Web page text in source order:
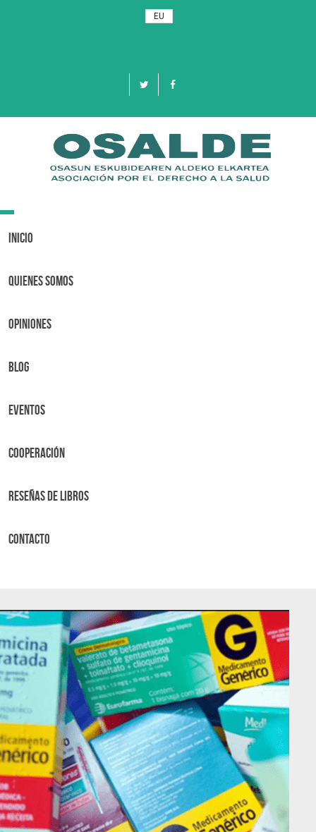
EU
Toggle
Inicio
Quienes Somos
OPINIONES
BLOG
Eventos
Cooperación
Reseñas de libros
Contacto